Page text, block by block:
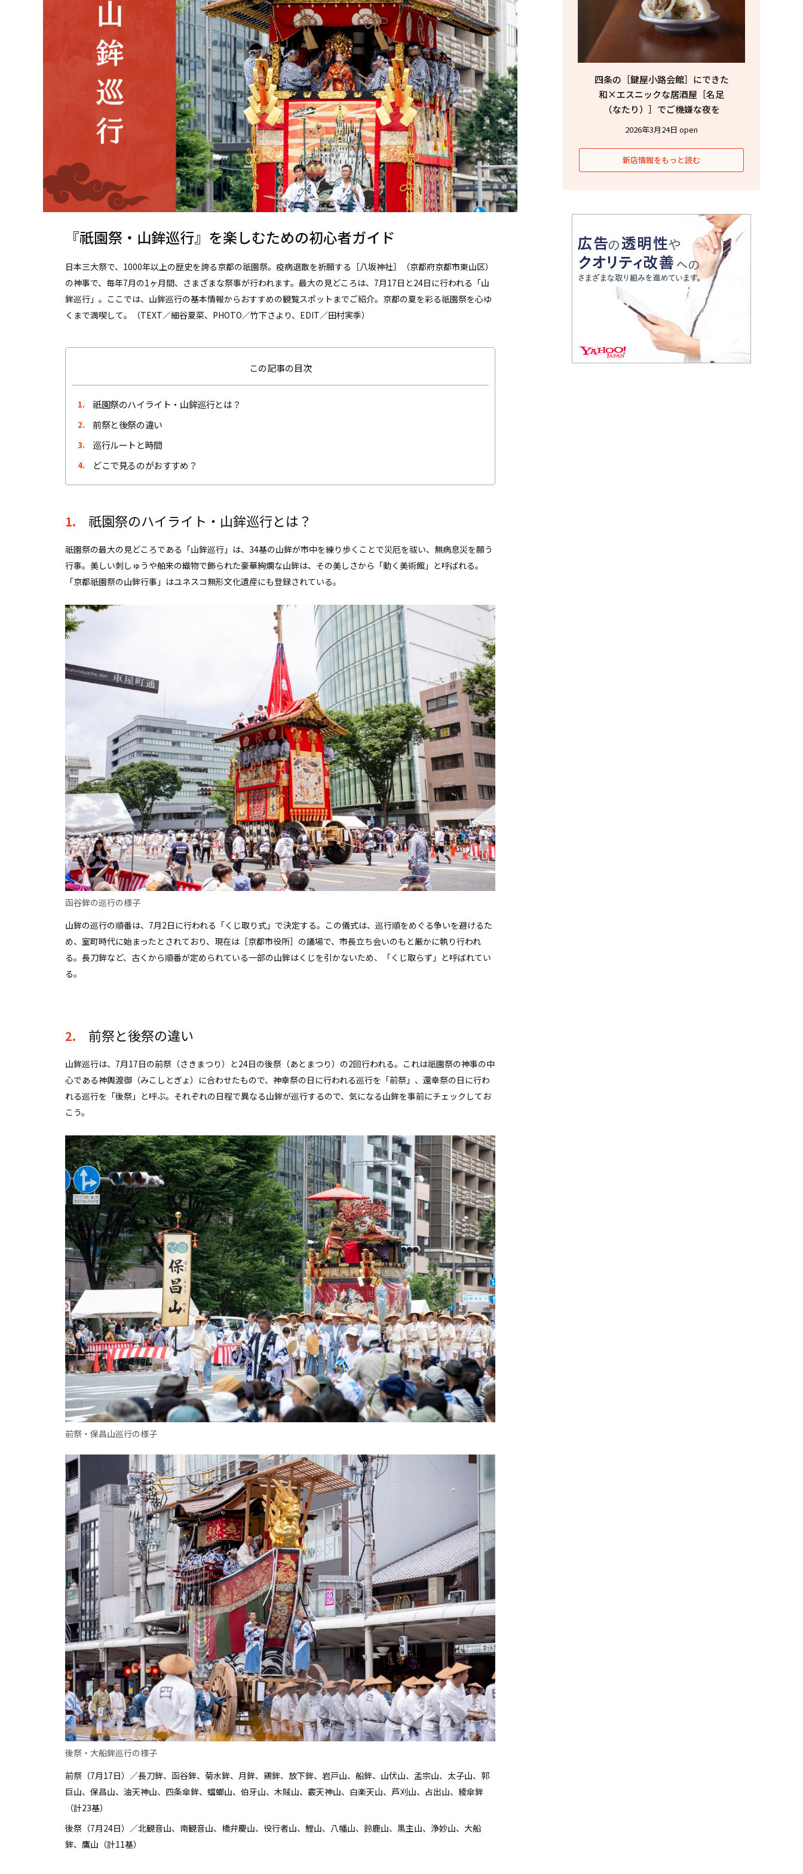
『祇園祭・山鉾巡行』を楽しむための初心者ガイド
日本三大祭で、1000年以上の歴史を誇る京都の祇園祭。疫病退散を祈願する［八坂神社］（京都府京都市東山区）
の神事で、毎年7月の1ヶ月間、さまざまな祭事が行われます。最大の見どころは、7月17日と24日に行われる「山
鉾巡行」。ここでは、山鉾巡行の基本情報からおすすめの観覧スポットまでご紹介。京都の夏を彩る祇園祭を心ゆ
くまで満喫して。（TEXT／細谷夏菜、PHOTO／竹下さより、EDIT／田村実季）
この記事の目次
1. 祇園祭のハイライト・山鉾巡行とは？
2. 前祭と後祭の違い
3. 巡行ルートと時間
4. どこで見るのがおすすめ？
1. 祇園祭のハイライト・山鉾巡行とは？
祇園祭の最大の見どころである「山鉾巡行」は、34基の山鉾が市中を練り歩くことで災厄を祓い、無病息災を願う
行事。美しい刺しゅうや舶来の織物で飾られた豪華絢爛な山鉾は、その美しさから「動く美術館」と呼ばれる。
「京都祇園祭の山鉾行事」はユネスコ無形文化遺産にも登録されている。
函谷鉾の巡行の様子
山鉾の巡行の順番は、7月2日に行われる「くじ取り式」で決定する。この儀式は、巡行順をめぐる争いを避けるた
め、室町時代に始まったとされており、現在は［京都市役所］の議場で、市長立ち会いのもと厳かに執り行われ
る。長刀鉾など、古くから順番が定められている一部の山鉾はくじを引かないため、「くじ取らず」と呼ばれてい
る。
2. 前祭と後祭の違い
山鉾巡行は、7月17日の前祭（さきまつり）と24日の後祭（あとまつり）の2回行われる。これは祇園祭の神事の中
心である神輿渡御（みこしとぎょ）に合わせたもので、神幸祭の日に行われる巡行を「前祭」、還幸祭の日に行わ
れる巡行を「後祭」と呼ぶ。それぞれの日程で異なる山鉾が巡行するので、気になる山鉾を事前にチェックしてお
こう。
前祭・保昌山巡行の様子
後祭・大船鉾巡行の様子
前祭（7月17日）／長刀鉾、函谷鉾、菊水鉾、月鉾、鶏鉾、放下鉾、岩戸山、船鉾、山伏山、孟宗山、太子山、郭
巨山、保昌山、油天神山、四条傘鉾、蟷螂山、伯牙山、木賊山、霰天神山、白楽天山、芦刈山、占出山、綾傘鉾
（計23基）
後祭（7月24日）／北観音山、南観音山、橋弁慶山、役行者山、鯉山、八幡山、鈴鹿山、黒主山、浄妙山、大船
鉾、鷹山（計11基）
四条の［鍵屋小路会館］にできた
和×エスニックな居酒屋［名足
（なたり）］でご機嫌な夜を
2026年3月24日 open
新店情報をもっと読む